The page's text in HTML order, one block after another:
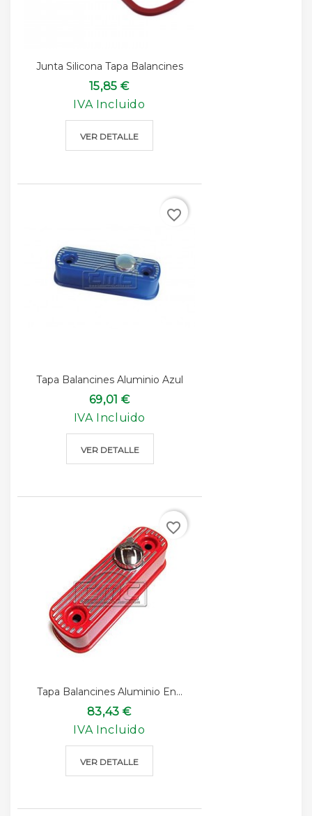
Junta Silicona Tapa Balancines
15,85 €
IVA Incluido
VER DETALLE
Tapa Balancines Aluminio Azul
69,01 €
IVA Incluido
VER DETALLE
favorite_border
Tapa Balancines Aluminio En...
83,43 €
IVA Incluido
VER DETALLE
favorite_border